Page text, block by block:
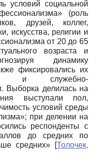
условий социальной
(роль
друзей, коллег,
искусства, религии и
от 20 до 65
возраста и
динамику
фиксировались их
и служебно-
Выборка делилась на
выступали пол,
условий среды
при делении на
респонденты с
до средних по
средних»
[Толочек,